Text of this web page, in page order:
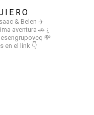
& Belen ✈️
aventura 🚗 ¿
💸
en el link 👇